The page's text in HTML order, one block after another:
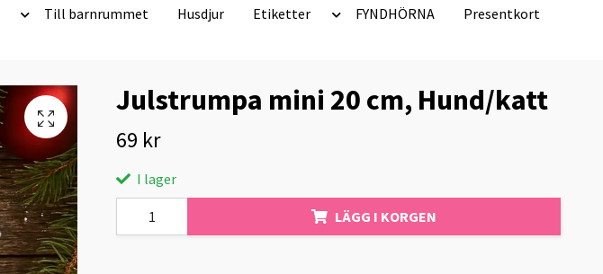
Till barnrummet Husdjur Etiketter FYNDHÖRNA
Presentkort
Julstrumpa mini 20 cm, Hund/katt
69 kr
I lager
LÄGG I KORGEN